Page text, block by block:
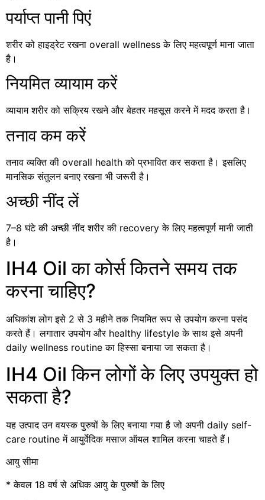
पर्याप्त पानी पिएं
शरीर को हाइड्रेट रखना overall wellness के लिए महत्वपूर्ण माना जाता
है।
नियमित व्यायाम करें
व्यायाम शरीर को सक्रिय रखने और बेहतर महसूस करने में मदद करता है।
तनाव कम करें
तनाव व्यक्ति की overall health को प्रभावित कर सकता है। इसलिए
मानसिक संतुलन बनाए रखना भी जरूरी है।
अच्छी नींद लें
7–8 घंटे की अच्छी नींद शरीर की recovery के लिए महत्वपूर्ण मानी जाती
है।
IH4 Oil का कोर्स कितने समय तक
करना चाहिए?
अधिकांश लोग इसे 2 से 3 महीने तक नियमित रूप से उपयोग करना पसंद
करते हैं। लगातार उपयोग और healthy lifestyle के साथ इसे अपनी
daily wellness routine का हिस्सा बनाया जा सकता है।
IH4 Oil किन लोगों के लिए उपयुक्त हो
सकता है?
यह उत्पाद उन वयस्क पुरुषों के लिए बनाया गया है जो अपनी daily self-
care routine में आयुर्वेदिक मसाज ऑयल शामिल करना चाहते हैं।
आयु सीमा
* केवल 18 वर्ष से अधिक आयु के पुरुषों के लिए